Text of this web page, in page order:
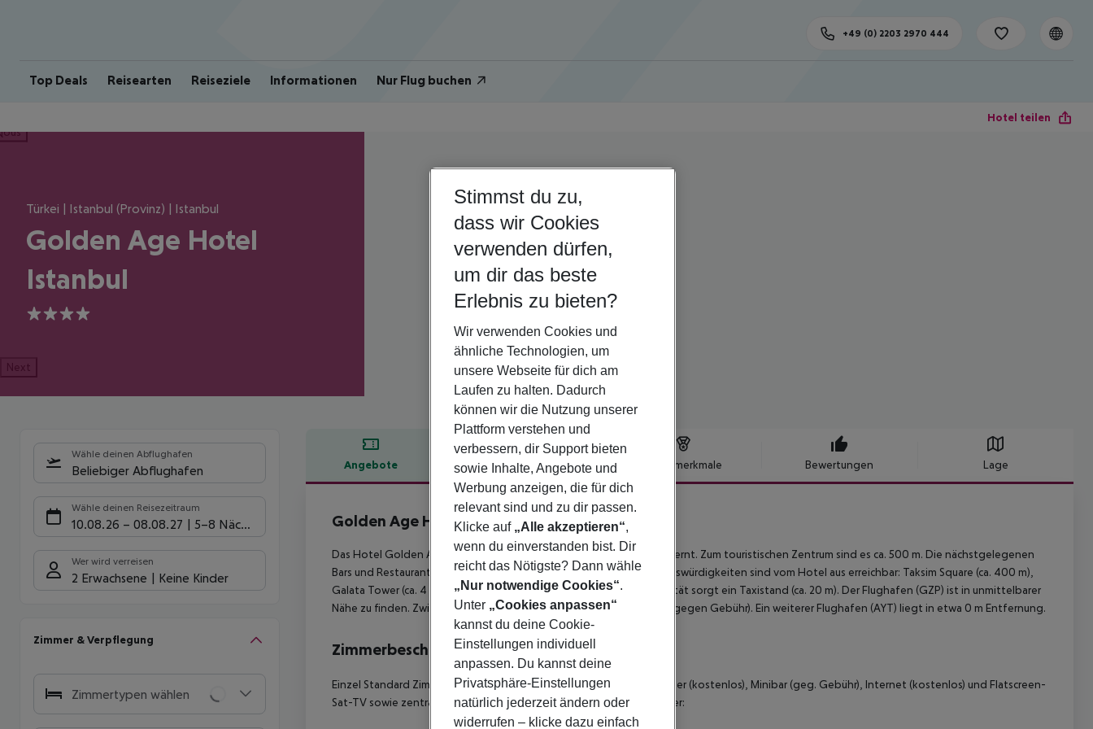
Top Deals Reisearten Reiseziele Informationen Nur Flug buchen
+49 (0) 2203 2970 444
Hotel teilen
Türkei | Istanbul (Provinz) | Istanbul
Golden Age Hotel
Istanbul
4
Next
Wähle deinen Abflughafen
Beliebiger Abflughafen
Wähle deinen Reisezeitraum
10.08.26 – 08.08.27 5-8 Nächte
Wer wird verreisen
2 Erwachsene Keine Kinder
Zimmer & Verpflegung
Zimmertypen wählen
Angebote Hotelbeschreibung Hotelmerkmale Bewertungen Lage
Hotelbeschreibung
Golden Age Hotel Istanbul
Das Hotel Golden Age Hotel befindet sich ca. 152 km von Bursa entfernt. Zum touristischen Zentrum sind es ca. 500 m. Die nächstgelegenen
Bars und Restaurants erreichen Sie nach rund 200 m. Folgende Sehenswürdigkeiten sind vom Hotel aus erreichbar: Taksim Square (ca. 400 m),
Galata Tower (ca. 4 km) und Modern Art Museum (ca. 4 km). Für Mobilität sorgt ein Taxistand (ca. 20 m). Der Flughafen (GZP) ist in unmittelbarer
Nähe zu finden. Zwischen Hotel und Flughafen verkehrt ein Shuttle (gegen Gebühr). Ein weiterer Flughafen (AYT) liegt in etwa 0 m Entfernung.
Zimmerbeschreibung
Einzel Standard Zimmer: Mit Heizung (zentral gesteuert), Wasserkocher (kostenlos), Minibar (geg. Gebühr), Internet (kostenlos) und Flatscreen-
Sat-TV sowie zentral gesteuerter Klimaanlage. Einzel Standard Zimmer:
Stimmst du zu,
dass wir Cookies
verwenden dürfen,
um dir das beste
Erlebnis zu bieten?
Wir verwenden Cookies und
ähnliche Technologien, um
unsere Webseite für dich am
Laufen zu halten. Dadurch
können wir die Nutzung unserer
Plattform verstehen und
verbessern, dir Support bieten
sowie Inhalte, Angebote und
Werbung anzeigen, die für dich
relevant sind und zu dir passen.
Klicke auf „Alle akzeptieren“,
wenn du einverstanden bist. Dir
reicht das Nötigste? Dann wähle
„Nur notwendige Cookies“.
Unter „Cookies anpassen“
kannst du deine Cookie-
Einstellungen individuell
anpassen. Du kannst deine
Privatsphäre-Einstellungen
natürlich jederzeit ändern oder
widerrufen – klicke dazu einfach